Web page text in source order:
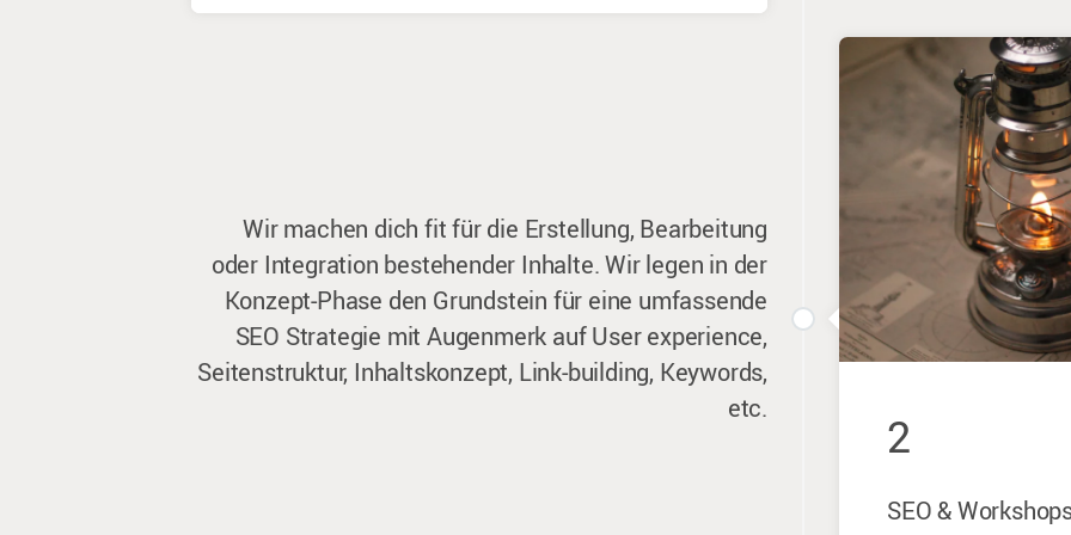
2
SEO &
Wir machen dich fit für die Erstellung, Bearbeitung
oder Integration bestehender Inhalte. Wir legen in der
Konzept-Phase den Grundstein für eine umfassende
SEO Strategie mit Augenmerk auf User experience,
Seitenstruktur, Inhaltskonzept, Link-building, Keywords,
etc.